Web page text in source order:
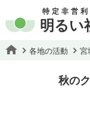
特定非営
明るい
各地の活動 宮
秋の